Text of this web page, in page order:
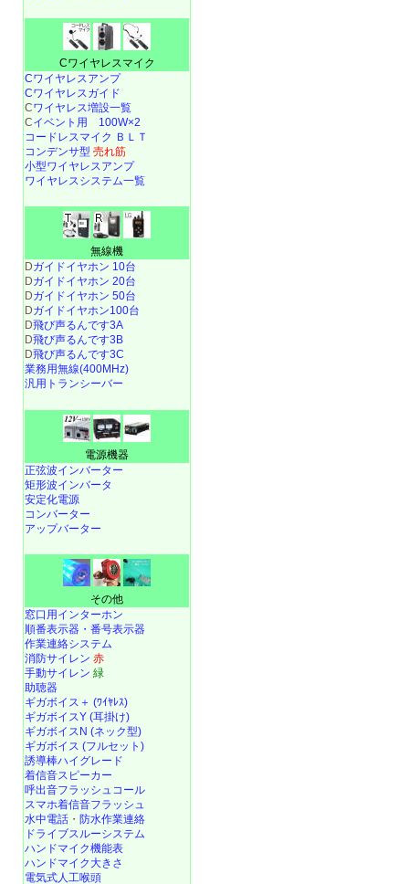
Cワイヤレスマイク
Cワイヤレスアンプ
Cワイヤレスガイド
Cワイヤレス増設一覧
Cイベント用 100W×2
コードレスマイク ＢＬＴ
コンデンサ型 売れ筋
小型ワイヤレスアンプ
ワイヤレスシステム一覧
無線機
Dガイドイヤホン 10台
Dガイドイヤホン 20台
Dガイドイヤホン 50台
Dガイドイヤホン100台
D飛び声るんです3A
D飛び声るんです3B
D飛び声るんです3C
業務用無線(400MHz)
汎用トランシーバー
電源機器
正弦波インバーター
矩形波インバータ
安定化電源
コンバーター
アップバーター
その他
窓口用インターホン
順番表示器・番号表示器
作業連絡システム
消防サイレン 赤
手動サイレン 緑
助聴器
ギガボイス＋ (ﾜｲﾔﾚｽ)
ギガボイスY (耳掛け)
ギガボイスN (ネック型)
ギガボイス (フルセット)
誘導棒ハイグレード
着信音スピーカー
呼出音フラッシュコール
スマホ着信音フラッシュ
水中電話 ・ 防水作業連絡
ドライブスルーシステム
ハンドマイク機能表
ハンドマイク大きさ
電気式人工喉頭